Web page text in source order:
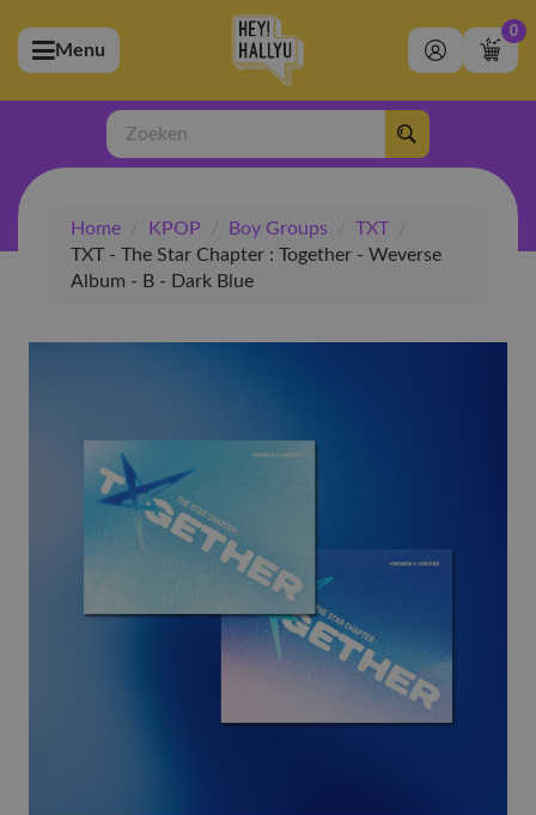
(Artiesten)
(Merchandise)
(Exclusive)
(Winkel)
Menu
0
Zoeken
Home / KPOP / Boy Groups / TXT
/
TXT - The Star Chapter : Together - Weverse
Album - B - Dark Blue